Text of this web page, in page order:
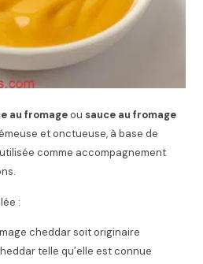
au fromageou sauce au fromage
et onctueuse, à base de
comme accompagnement
:
cheddar soit originaire
telle qu’elle est connue